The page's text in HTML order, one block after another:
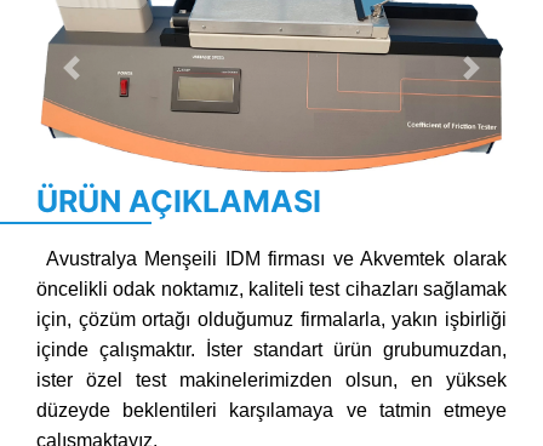
Previous Next
ÜRÜN AÇIKLAMASI
Avustralya Menşeili IDM firması ve Akvemtek olarak
öncelikli odak noktamız, kaliteli test cihazları sağlamak
için, çözüm ortağı olduğumuz firmalarla, yakın işbirliği
içinde çalışmaktır. İster standart ürün grubumuzdan,
ister özel test makinelerimizden olsun, en yüksek
düzeyde beklentileri karşılamaya ve tatmin etmeye
çalışmaktayız.